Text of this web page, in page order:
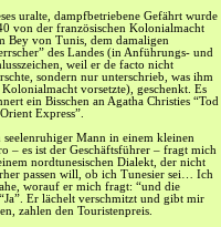
uralte, dampfbetriebene Gefährt wurde
von der französischen Kolonialmacht
Bey von Tunis, dem damaligen
des Landes (in Anführungs- und
weil er de facto nicht
sondern nur unterschrieb, was ihm
Kolonialmacht vorsetzte), geschenkt. Es
ein Bisschen an Agatha Christies “Tod
Express”.
seelenruhiger Mann in einem kleinen
– es ist der Geschäftsführer – fragt mich
nordtunesischen Dialekt, der nicht
passen will, ob ich Tunesier sei… Ich
worauf er mich fragt: “und die
Er lächelt verschmitzt und gibt mir
zahlen den Touristenpreis.